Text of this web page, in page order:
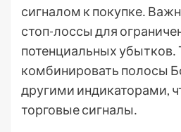
сигналом к покупке․
стоп-лоссы для
потенциальных убытков․
комбинировать полосы
другими индикаторами,
торговые сигналы․